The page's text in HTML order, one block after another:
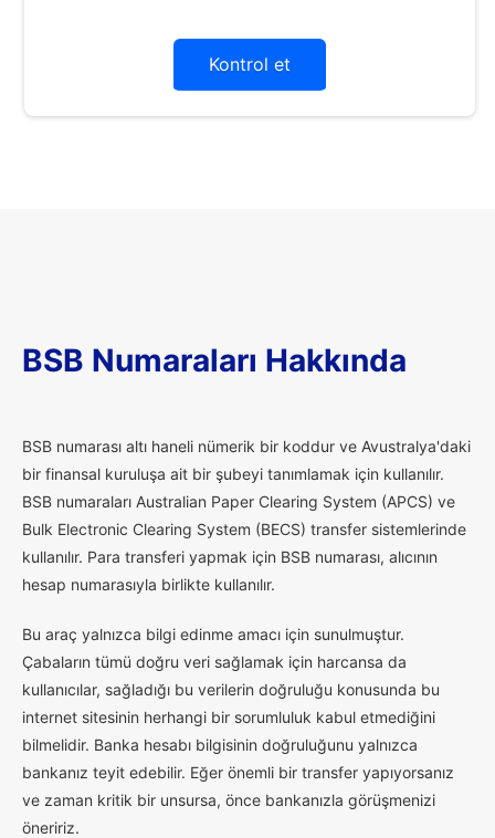
Kontrol et
BSB Numaraları Hakkında
BSB numarası altı haneli nümerik bir koddur ve Avustralya'daki
bir finansal kuruluşa ait bir şubeyi tanımlamak için kullanılır.
BSB numaraları Australian Paper Clearing System (APCS) ve
Bulk Electronic Clearing System (BECS) transfer sistemlerinde
kullanılır. Para transferi yapmak için BSB numarası, alıcının
hesap numarasıyla birlikte kullanılır.
Bu araç yalnızca bilgi edinme amacı için sunulmuştur.
Çabaların tümü doğru veri sağlamak için harcansa da
kullanıcılar, sağladığı bu verilerin doğruluğu konusunda bu
internet sitesinin herhangi bir sorumluluk kabul etmediğini
bilmelidir. Banka hesabı bilgisinin doğruluğunu yalnızca
bankanız teyit edebilir. Eğer önemli bir transfer yapıyorsanız
ve zaman kritik bir unsursa, önce bankanızla görüşmenizi
öneririz.